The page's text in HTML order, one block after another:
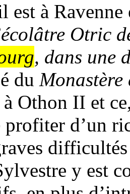
à Ravenne
Otric
, dans une
du Monastère
Othon II et
profiter d’un
y est